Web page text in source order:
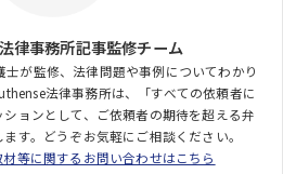
律事務所記事監修チーム
が監修、法律問題や事例についてわかり
法律事務所は、「すべての依頼者に
ョンとして、ご依頼者の期待を超える弁
す。どうぞお気軽にご相談ください。
材等に関するお問い合わせはこちら